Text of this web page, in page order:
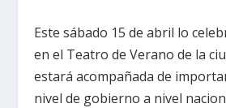
Este sábado 15 de abril lo
en el Teatro de Verano de la
estará acompañada de
nivel de gobierno a nivel